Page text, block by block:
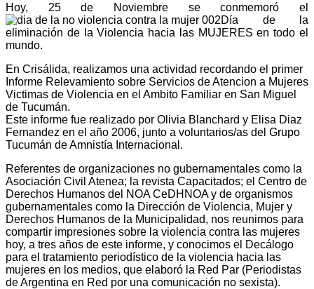
Hoy, 25 de Noviembre se conmemoró el
Día de la
eliminación de la Violencia hacia las MUJERES en todo el
mundo.
En Crisálida, realizamos una actividad recordando el primer
Informe Relevamiento sobre Servicios de Atencion a Mujeres
Victimas de Violencia en el Ambito Familiar en San Miguel
de Tucumán.
Este informe fue realizado por Olivia Blanchard y Elisa Diaz
Fernandez en el año 2006, junto a voluntarios/as del Grupo
Tucumán de Amnistía Internacional.
Referentes de organizaciones no gubernamentales como la
Asociación Civil Atenea; la revista Capacitados; el Centro de
Derechos Humanos del NOA CeDHNOA y de organismos
gubernamentales como la Dirección de Violencia, Mujer y
Derechos Humanos de la Municipalidad, nos reunimos para
compartir impresiones sobre la violencia contra las mujeres
hoy, a tres años de este informe, y conocimos el Decálogo
para el tratamiento periodístico de la violencia hacia las
mujeres en los medios, que elaboró la Red Par (Periodistas
de Argentina en Red por una comunicación no sexista).